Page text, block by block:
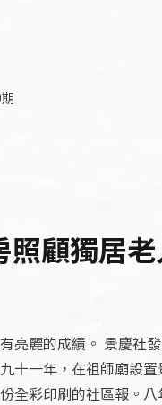
顧獨居
亮麗的成績。 景慶社
十一年，在祖師廟設
全彩印刷的社區報。